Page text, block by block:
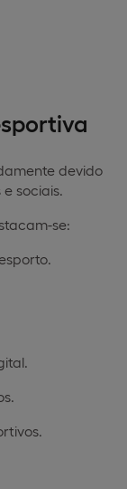
devido
sociais.
se: